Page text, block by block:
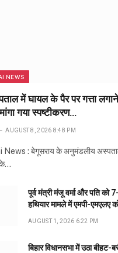
NEWS
में घायल के पैर पर गत्ता
गया स्पष्टीकरण…
AUGUST 8, 2026 8:48 PM
: बेगूसराय के अनुमंडलीय
के…
पूर्व मंत्री मंजू वर्मा और पति
हथियार मामले में एमपी-एमएलए
AUGUST 1, 2026 6:22 PM
बिहार विधानसभा में उठा